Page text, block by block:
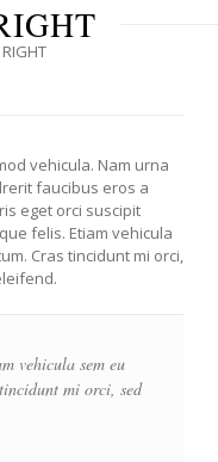
vehicula. Nam urna
faucibus eros a
eget orci suscipit
felis. Etiam vehicula
Cras tincidunt mi orci,
vehicula sem eu
mi orci, sed